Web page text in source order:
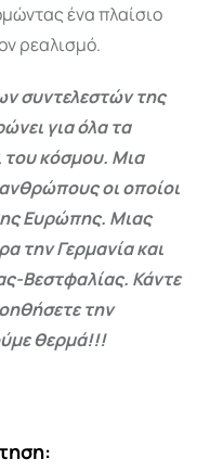
ένα πλαίσιο
ρεαλισμό.
συντελεστών της
για όλα τα
του κόσμου. Μια
οι οποίοι
Ευρώπης. Μιας
την Γερμανία και
Βεστφαλίας. Κάντε
την
θερμά!!!